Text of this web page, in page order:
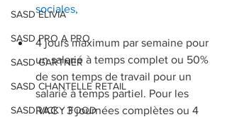
SASD ELIVIA
SASD PRO A PRO
SASD GARTNER
SASD CHANTELLE RETAIL
SASD VICKY FOOD
sociales,
4 jours maximum par semaine pour
un salarié à temps complet ou 50%
de son temps de travail pour un
salarié à temps partiel. Pour les
RAC : 3 journées complètes ou 4